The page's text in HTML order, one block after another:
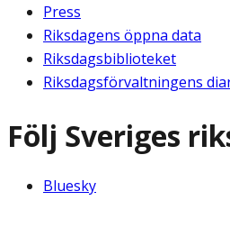
Press
Riksdagens öppna data
Riksdagsbiblioteket
Riksdagsförvaltningens
Följ Sveriges
Bluesky